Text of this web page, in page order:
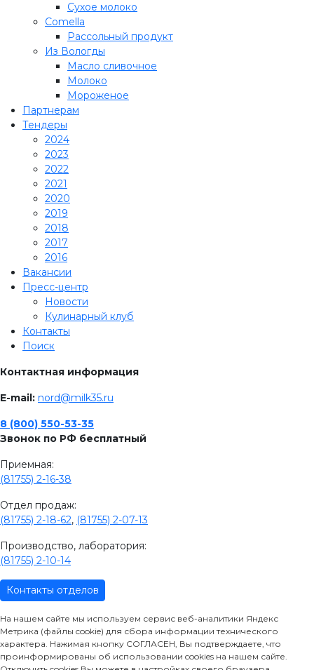
Сухое молоко
Comеlla
Рассольный продукт
Из Вологды
Масло сливочное
Молоко
Мороженое
Партнерам
Тендеры
2024
2023
2022
2021
2020
2019
2018
2017
2016
Вакансии
Пресс-центр
Новости
Кулинарный клуб
Контакты
Поиск
Контактная информация
E-mail: nord@milk35.ru
8 (800) 550-53-35
Звонок по РФ бесплатный
Приемная:
(81755) 2-16-38
Отдел продаж:
(81755) 2-18-62, (81755) 2-07-13
Производство, лаборатория:
(81755) 2-10-14
Контакты отделов
На нашем сайте мы используем сервис веб-аналитики Яндекс
Метрика (файлы cookie) для сбора информации технического
характера. Нажимая кнопку СОГЛАСЕН, Вы подтверждаете, что
проинформированы об использовании cookies на нашем сайте.